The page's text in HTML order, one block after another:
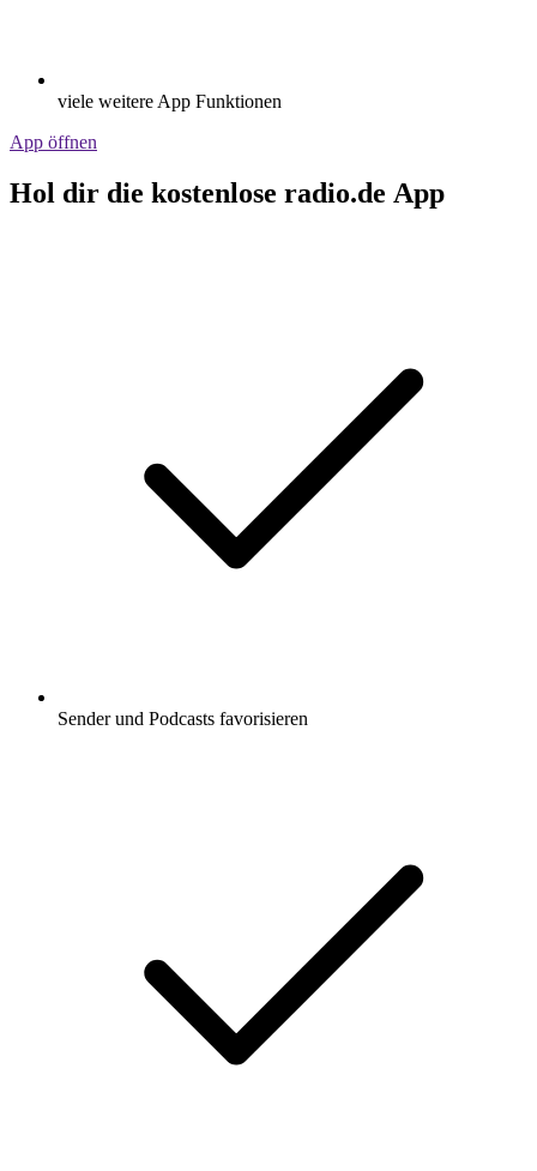
viele weitere App Funktionen
App öffnen
Hol dir die kostenlose radio.de App
Sender und Podcasts favorisieren